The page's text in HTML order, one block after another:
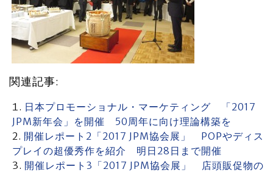
関連記事:
日本プロモーショナル・マーケティング 「2017
JPM新年会」を開催 50周年に向け理論構築を
開催レポート2「2017 JPM協会展」 POPやディス
プレイの超優秀作を紹介 明日28日まで開催
開催レポート3「2017 JPM協会展」 店頭販促物の